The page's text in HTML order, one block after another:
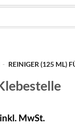
- REINIGER (125 ML)
inkl. MwSt.